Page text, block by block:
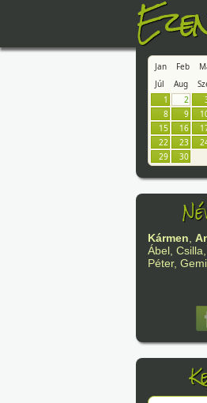
Jan Feb
Júl
Aug
1
2
8
9
15
16
22
23
29
30
Kármen,
Ábel,
Péter,